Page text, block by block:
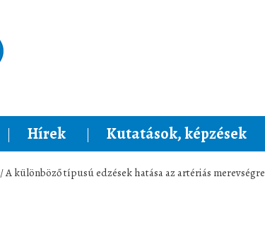
Hírek Kutatások, képzések
/ A különböző típusú edzések hatása az artériás merevségre